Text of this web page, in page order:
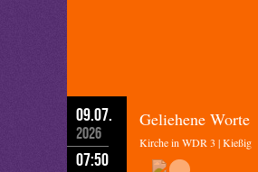
09.07.
2026
07:50
Geliehene Worte
Kirche in WDR 3 | Kießig